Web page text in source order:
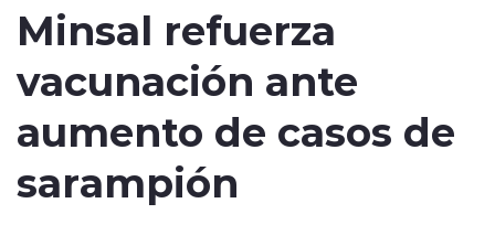
ACTUALIDAD
Minsal refuerza
vacunación ante
aumento de casos de
sarampión